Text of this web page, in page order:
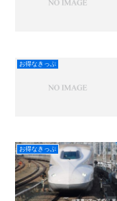
お得なきっぷ
お得なきっぷ